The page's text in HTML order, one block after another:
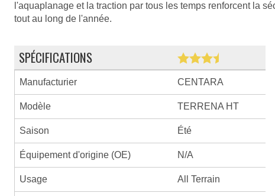
l'aquaplanage et la traction par tous les temps renforcent la
tout au long de l'année.
SPÉCIFICATIONS
Manufacturier CENTARA
Modèle TERRENA HT
Saison Été
Équipement d'origine (OE) N/A
Usage All Terrain